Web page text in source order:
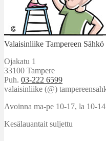
Valaisinliike Tampereen
Ojakatu 1
33100 Tampere
Puh. 03-222 6599
valaisinliike (@)
Avoinna ma-pe 10-17, la 10-14
Kesälauantait suljettu